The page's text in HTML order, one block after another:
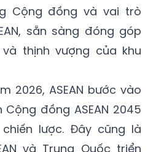
Cộng đồng và vai trò
sẵn sàng đóng góp
thịnh vượng của khu
2026, ASEAN bước vào
đồng ASEAN 2045
lược. Đây cũng là
và Trung Quốc triển